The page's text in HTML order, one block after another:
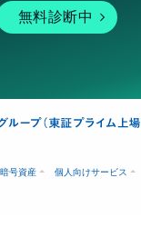
無料診断中
暗号資産 個人向けサービス